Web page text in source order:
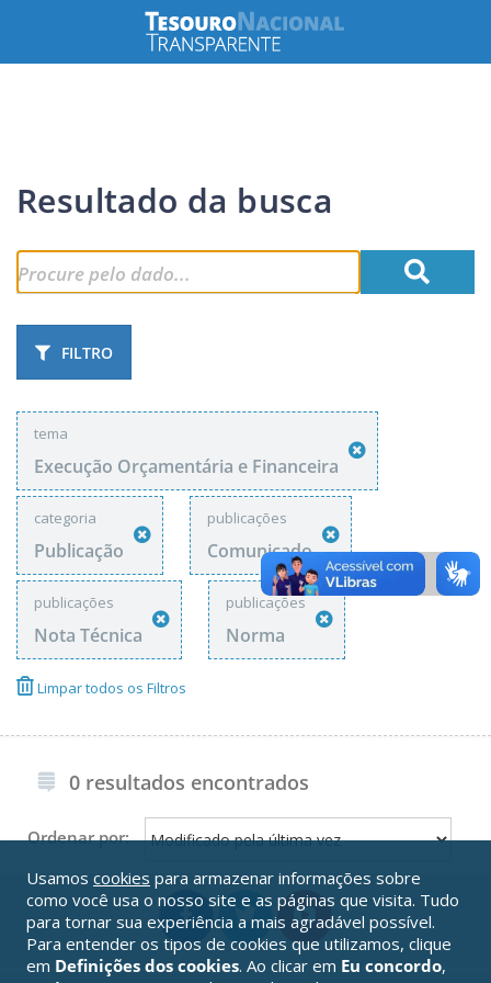
Resultado da busca
FILTRO
tema
Execução Orçamentária e Financeira
categoria
Publicação
publicações
Comunicado
publicações
Nota Técnica
publicações
Norma
Limpar todos os Filtros
0 resultados encontrados
Ordenar por:
Usamos cookies para armazenar informações sobre
como você usa o nosso site e as páginas que visita. Tudo
para tornar sua experiência a mais agradável possível.
Para entender os tipos de cookies que utilizamos, clique
em Definições dos cookies. Ao clicar em Eu concordo,